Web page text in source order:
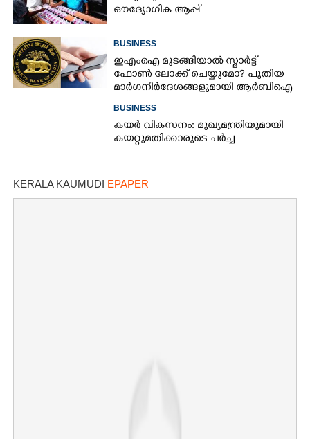
ഔദ്യോഗിക ആപ്പ്
BUSINESS
ഇഎംഐ മുടങ്ങിയാൽ സ്മാർട്ട്
ഫോൺ ലോക്ക് ചെയ്യുമോ? പുതിയ
മാർഗനിർദേശങ്ങളുമായി ആർബിഐ
BUSINESS
കയർ വികസനം: മുഖ്യമന്ത്രിയുമായി
കയറ്റുമതിക്കാരുടെ ചർച്ച
KERALA KAUMUDI EPAPER